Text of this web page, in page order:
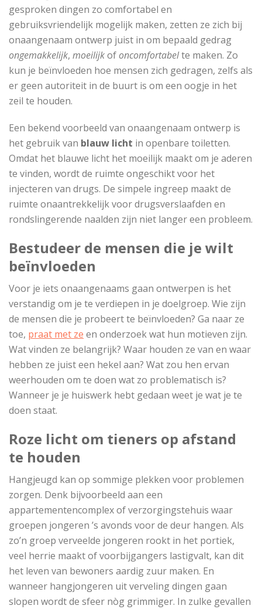
gesproken dingen zo comfortabel en
gebruiksvriendelijk mogelijk maken, zetten ze zich bij
onaangenaam ontwerp juist in om bepaald gedrag
ongemakkelijk, moeilijkofoncomfortabelte maken. Zo
kun je beïnvloeden hoe mensen zich gedragen, zelfs als
er geen autoriteit in de buurt is om een oogje in het
zeil te houden.
Een bekend voorbeeld van onaangenaam ontwerp is
het gebruik van blauw licht in openbare toiletten.
Omdat het blauwe licht het moeilijk maakt om je aderen
te vinden, wordt de ruimte ongeschikt voor het
injecteren van drugs. De simpele ingreep maakt de
ruimte onaantrekkelijk voor drugsverslaafden en
rondslingerende naalden zijn niet langer een probleem.
Bestudeer de mensen die je wilt
beïnvloeden
Voor je iets onaangenaams gaan ontwerpen is het
verstandig om je te verdiepen in je doelgroep. Wie zijn
de mensen die je probeert te beïnvloeden? Ga naar ze
toe, praat met ze en onderzoek wat hun motieven zijn.
Wat vinden ze belangrijk? Waar houden ze van en waar
hebben ze juist een hekel aan? Wat zou hen ervan
weerhouden om te doen wat zo problematisch is?
Wanneer je je huiswerk hebt gedaan weet je wat je te
doen staat.
Roze licht om tieners op afstand
te houden
Hangjeugd kan op sommige plekken voor problemen
zorgen. Denk bijvoorbeeld aan een
appartementencomplex of verzorgingstehuis waar
groepen jongeren ’s avonds voor de deur hangen. Als
zo’n groep verveelde jongeren rookt in het portiek,
veel herrie maakt of voorbijgangers lastigvalt, kan dit
het leven van bewoners aardig zuur maken. En
wanneer hangjongeren uit verveling dingen gaan
slopen wordt de sfeer nòg grimmiger. In zulke gevallen